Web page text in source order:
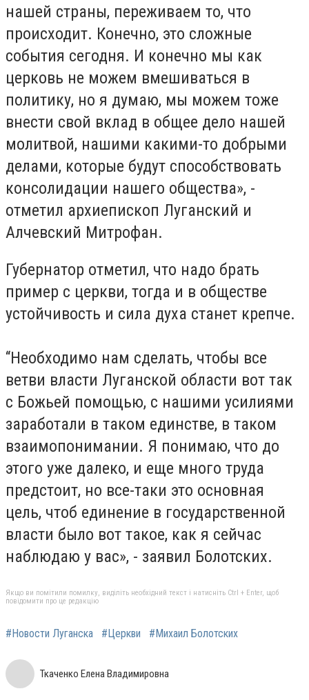
нашей страны, переживаем то, что
происходит. Конечно, это сложные
события сегодня. И конечно мы как
церковь не можем вмешиваться в
политику, но я думаю, мы можем тоже
внести свой вклад в общее дело нашей
молитвой, нашими какими-то добрыми
делами, которые будут способствовать
консолидации нашего общества», -
отметил архиепископ Луганский и
Алчевский Митрофан.
Губернатор отметил, что надо брать
пример с церкви, тогда и в обществе
устойчивость и сила духа станет крепче.
“Необходимо нам сделать, чтобы все
ветви власти Луганской области вот так
с Божьей помощью, с нашими усилиями
заработали в таком единстве, в таком
взаимопонимании. Я понимаю, что до
этого уже далеко, и еще много труда
предстоит, но все-таки это основная
цель, чтоб единение в государственной
власти было вот такое, как я сейчас
наблюдаю у вас», - заявил Болотских.
Якщо ви помітили помилку, виділіть необхідний текст і натисніть Ctrl + Enter, щоб
повідомити про це редакцію
#Новости Луганска #Церкви #Михаил Болотских
Ткаченко Елена Владимировна